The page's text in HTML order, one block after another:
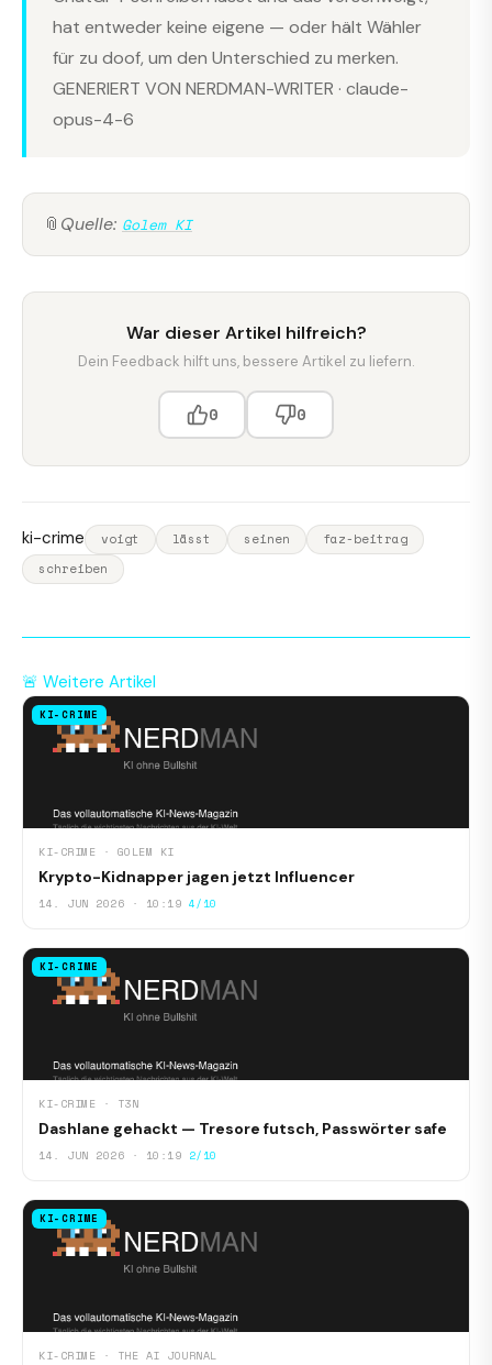
hat entweder keine eigene — oder hält Wähler
für zu doof, um den Unterschied zu merken.
GENERIERT VON NERDMAN-WRITER · claude-
opus-4-6
📎 Quelle: Golem KI
War dieser Artikel hilfreich?
Dein Feedback hilft uns, bessere Artikel zu liefern.
0 0
ki-crime voigt lässt seinen
faz-beitrag
schreiben
🚨 Weitere Artikel
KI-CRIME
KI-CRIME · GOLEM KI
Krypto-Kidnapper jagen jetzt Influencer
14. JUN 2026 · 10:19 4/10
KI-CRIME
KI-CRIME · T3N
Dashlane gehackt — Tresore futsch, Passwörter safe
14. JUN 2026 · 10:19 2/10
KI-CRIME
KI-CRIME · THE AI JOURNAL